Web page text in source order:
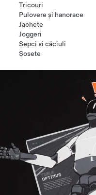
Tricouri
Pulovere și hanorace
Jachete
Joggeri
Șepci și căciuli
Șosete